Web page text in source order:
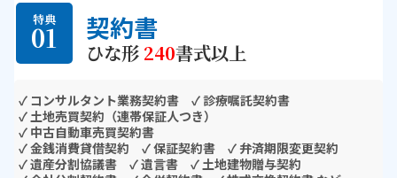
特典
01 契約書
ひな形 240書式以上
✓ コンサルタント業務契約書 ✓ 診療嘱託契約書
✓ 土地売買契約（連帯保証人つき）
✓ 中古自動車売買契約書
✓ 金銭消費貸借契約 ✓ 保証契約書 ✓ 弁済期限変更契約
✓ 遺産分割協議書 ✓ 遺言書 ✓ 土地建物贈与契約